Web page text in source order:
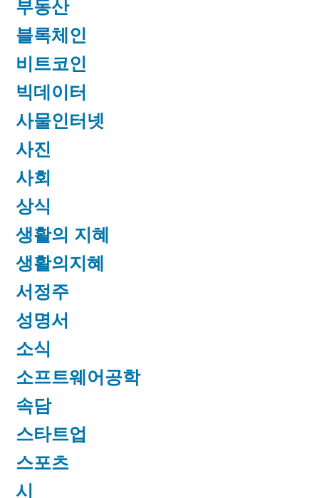
부동산
블록체인
비트코인
빅데이터
사물인터넷
사진
사회
상식
생활의 지혜
생활의지혜
서정주
성명서
소식
소프트웨어공학
속담
스타트업
스포츠
시